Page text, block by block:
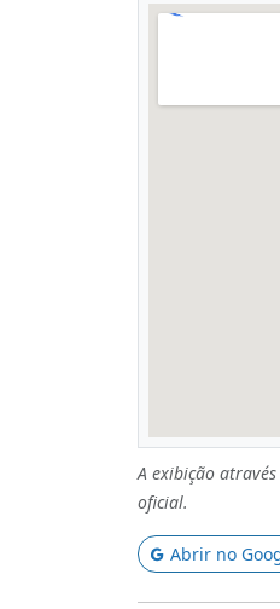
A exibição
oficial.
Abrir no